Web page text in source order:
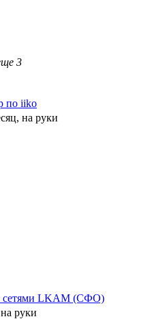
3
по iiko
на руки
сетями LKAM (СФО)
на руки